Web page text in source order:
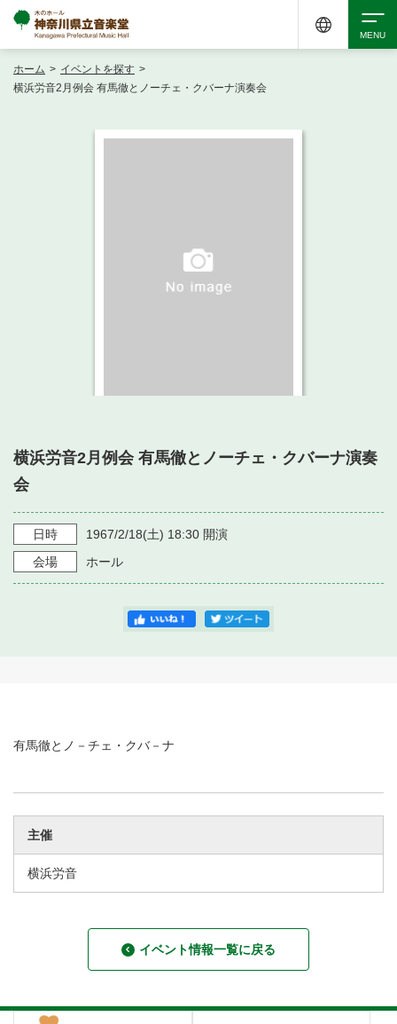
・ フロアマップ
・ 空き状況
・ 利用料金
・ フロアマップ
・ 芸術参与
神奈川県立音楽堂
SNS
ホーム > イベントを探す >
横浜労音2月例会 有馬徹とノーチェ・クバーナ演奏会
横浜労音2月例会 有馬徹とノーチェ・クバーナ演奏
会
日時 1967/2/18(土) 18:30 開演
会場
ホール
有馬徹とノ－チェ・クバ－ナ
主催
横浜労音
イベント情報一覧に戻る